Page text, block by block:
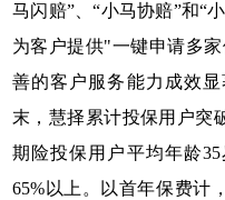
马闪赔”、“小马协赔”和“
为客户提供"一键申请多
善的客户服务能力成效
末，慧择累计投保用户突
期险投保用户平均年龄
65%以上。以首年保费计